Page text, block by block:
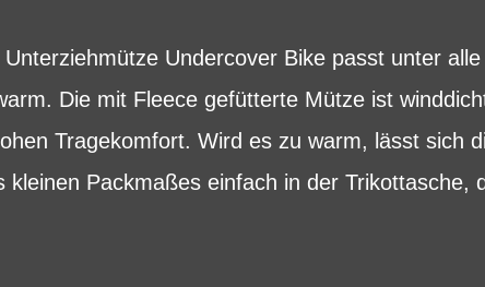
Undercover Bike passt unter
Die mit Fleece gefütterte Mütze ist
Tragekomfort. Wird es zu warm, lässt sich
kleinen Packmaßes einfach in der Trikottasche,